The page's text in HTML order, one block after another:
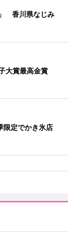
香川県なじみ
大賞最高金賞
限定でかき氷店